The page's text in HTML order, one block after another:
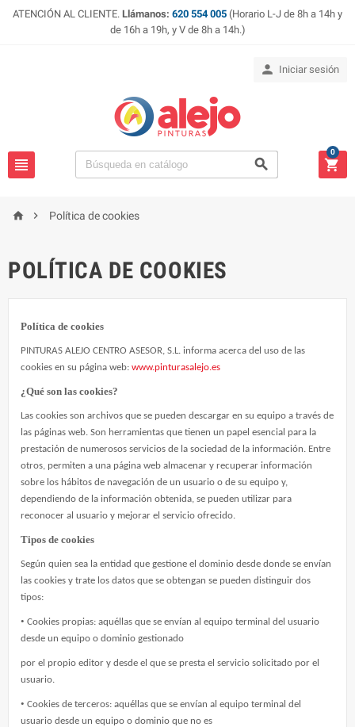
ATENCIÓN AL CLIENTE. Llámanos: 620 554 005 (Horario L-J de 8h a 14h y
de 16h a 19h, y V de 8h a 14h.)
 Iniciar sesión
  
0
  Política de cookies
POLÍTICA DE COOKIES
Política de cookies
PINTURAS ALEJO CENTRO ASESOR, S.L. informa acerca del uso de las
cookies en su página web: www.pinturasalejo.es
¿Qué son las cookies?
Las cookies son archivos que se pueden descargar en su equipo a través de
las páginas web. Son herramientas que tienen un papel esencial para la
prestación de numerosos servicios de la sociedad de la información. Entre
otros, permiten a una página web almacenar y recuperar información
sobre los hábitos de navegación de un usuario o de su equipo y,
dependiendo de la información obtenida, se pueden utilizar para
reconocer al usuario y mejorar el servicio ofrecido.
Tipos de cookies
Según quien sea la entidad que gestione el dominio desde donde se envían
las cookies y trate los datos que se obtengan se pueden distinguir dos
tipos:
• Cookies propias: aquéllas que se envían al equipo terminal del usuario
desde un equipo o dominio gestionado
por el propio editor y desde el que se presta el servicio solicitado por el
usuario.
• Cookies de terceros: aquéllas que se envían al equipo terminal del
usuario desde un equipo o dominio que no es